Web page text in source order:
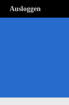
Ausloggen